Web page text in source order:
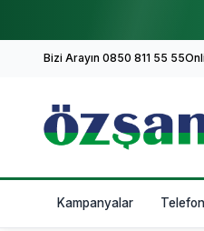
Bizi Arayın 0850 811 55 55
Kampanyalar Telefon